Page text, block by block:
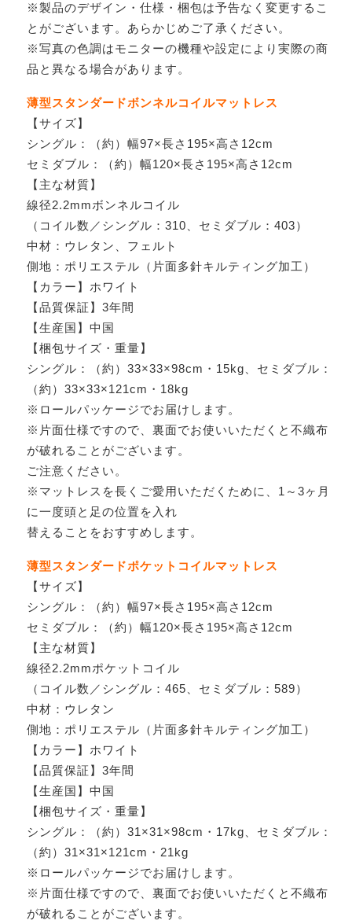
※製品のデザイン・仕様・梱包は予告なく変更するこ
とがございます。あらかじめご了承ください。
※写真の色調はモニターの機種や設定により実際の商
品と異なる場合があります。
薄型スタンダードボンネルコイルマットレス
【サイズ】
シングル：（約）幅97×長さ195×高さ12cm
セミダブル：（約）幅120×長さ195×高さ12cm
【主な材質】
線径2.2mmボンネルコイル
（コイル数／シングル：310、セミダブル：403）
中材：ウレタン、フェルト
側地：ポリエステル（片面多針キルティング加工）
【カラー】ホワイト
【品質保証】3年間
【生産国】中国
【梱包サイズ・重量】
シングル：（約）33×33×98cm・15kg、セミダブル：
（約）33×33×121cm・18kg
※ロールパッケージでお届けします。
※片面仕様ですので、裏面でお使いいただくと不織布
が破れることがございます。
ご注意ください。
※マットレスを長くご愛用いただくために、1～3ヶ月
に一度頭と足の位置を入れ
替えることをおすすめします。
薄型スタンダードポケットコイルマットレス
【サイズ】
シングル：（約）幅97×長さ195×高さ12cm
セミダブル：（約）幅120×長さ195×高さ12cm
【主な材質】
線径2.2mmポケットコイル
（コイル数／シングル：465、セミダブル：589）
中材：ウレタン
側地：ポリエステル（片面多針キルティング加工）
【カラー】ホワイト
【品質保証】3年間
【生産国】中国
【梱包サイズ・重量】
シングル：（約）31×31×98cm・17kg、セミダブル：
（約）31×31×121cm・21kg
※ロールパッケージでお届けします。
※片面仕様ですので、裏面でお使いいただくと不織布
が破れることがございます。